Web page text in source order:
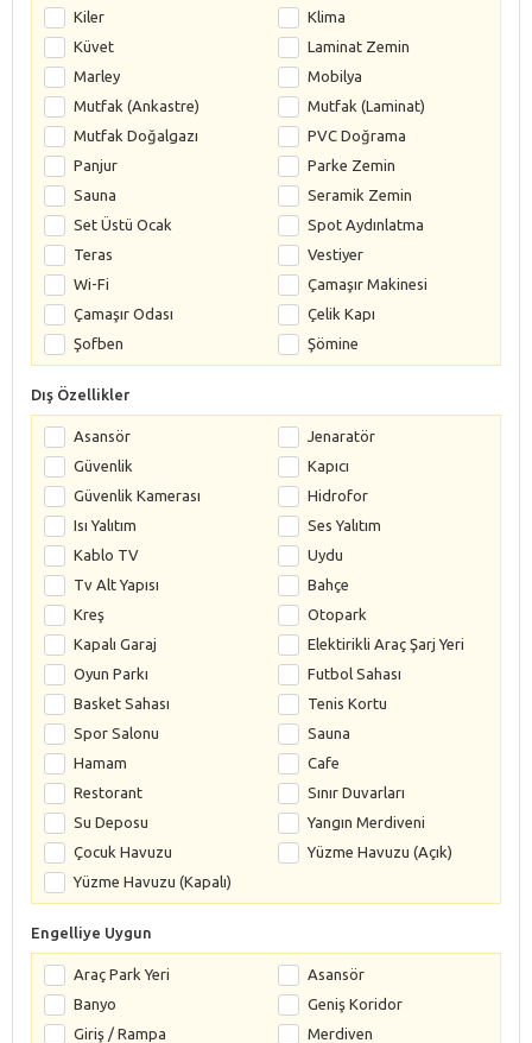
Kiler
Klima
Küvet
Laminat Zemin
Marley
Mobilya
Mutfak (Ankastre)
Mutfak (Laminat)
Mutfak Doğalgazı
PVC Doğrama
Panjur
Parke Zemin
Sauna
Seramik Zemin
Set Üstü Ocak
Spot Aydınlatma
Teras
Vestiyer
Wi-Fi
Çamaşır Makinesi
Çamaşır Odası
Çelik Kapı
Şofben
Şömine
Dış Özellikler
Asansör
Jenaratör
Güvenlik
Kapıcı
Güvenlik Kamerası
Hidrofor
Isı Yalıtım
Ses Yalıtım
Kablo TV
Uydu
Tv Alt Yapısı
Bahçe
Kreş
Otopark
Kapalı Garaj
Elektirikli Araç Şarj Yeri
Oyun Parkı
Futbol Sahası
Basket Sahası
Tenis Kortu
Spor Salonu
Sauna
Hamam
Cafe
Restorant
Sınır Duvarları
Su Deposu
Yangın Merdiveni
Çocuk Havuzu
Yüzme Havuzu (Açık)
Yüzme Havuzu (Kapalı)
Engelliye Uygun
Araç Park Yeri
Asansör
Banyo
Geniş Koridor
Giriş / Rampa
Merdiven